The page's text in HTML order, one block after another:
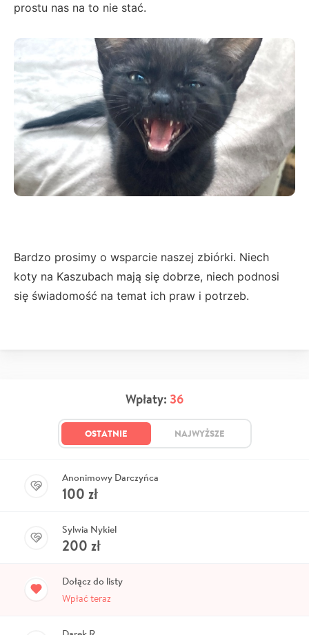
prostu nas na to nie stać.
Bardzo prosimy o wsparcie naszej zbiórki. Niech
koty na Kaszubach mają się dobrze, niech podnosi
się świadomość na temat ich praw i potrzeb.
Wpłaty: 36
OSTATNIE NAJWYŻSZE
Anonimowy Darczyńca
100 zł
Sylwia Nykiel
200 zł
Dołącz do listy
Wpłać teraz